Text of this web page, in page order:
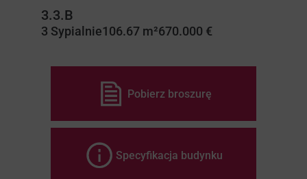
3.3.B
3 Sypialnie106.67 m²670.000 €
Pobierz broszurę
Specyfikacja budynku